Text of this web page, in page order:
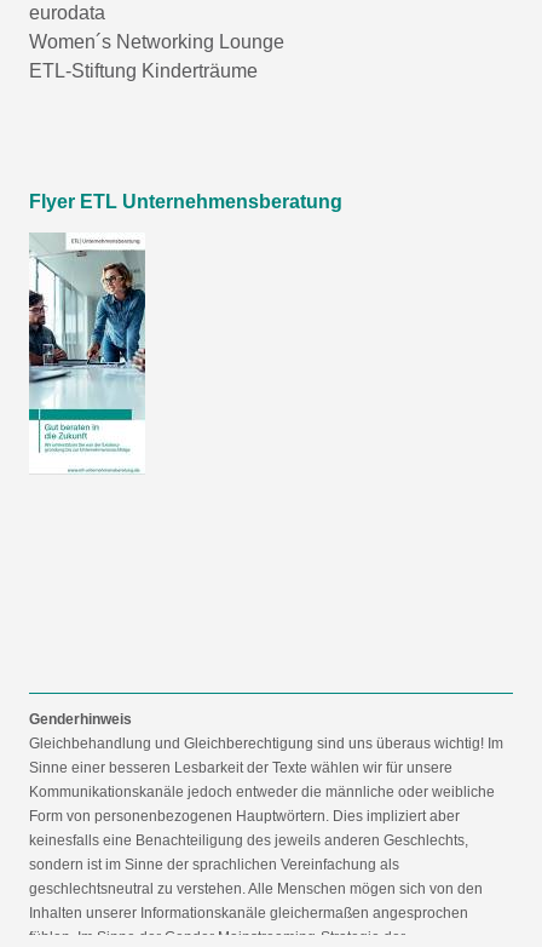
eurodata
Women´s Networking Lounge
ETL-Stiftung Kinderträume
Flyer ETL Unternehmensberatung
Genderhinweis
Gleichbehandlung und Gleichberechtigung sind uns überaus wichtig! Im
Sinne einer besseren Lesbarkeit der Texte wählen wir für unsere
Kommunikationskanäle jedoch entweder die männliche oder weibliche
Form von personenbezogenen Hauptwörtern. Dies impliziert aber
keinesfalls eine Benachteiligung des jeweils anderen Geschlechts,
sondern ist im Sinne der sprachlichen Vereinfachung als
geschlechtsneutral zu verstehen. Alle Menschen mögen sich von den
Inhalten unserer Informationskanäle gleichermaßen angesprochen
fühlen. Im Sinne der Gender Mainstreaming-Strategie der